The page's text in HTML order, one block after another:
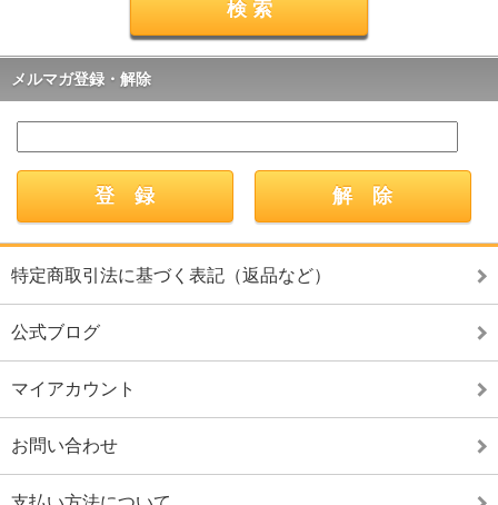
メルマガ登録・解除
特定商取引法に基づく表記（返品など）
公式ブログ
マイアカウント
お問い合わせ